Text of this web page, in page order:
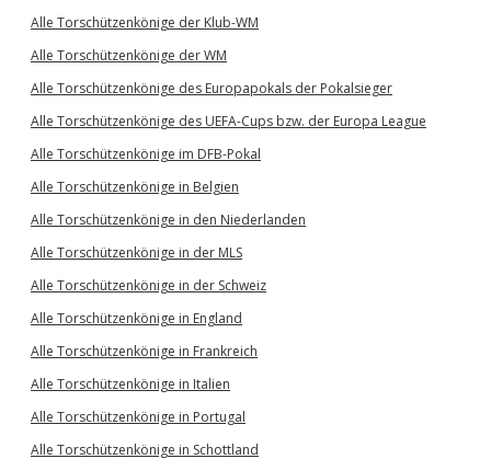
Alle Torschützenkönige der Klub-WM
Alle Torschützenkönige der WM
Alle Torschützenkönige des Europapokals der Pokalsieger
Alle Torschützenkönige des UEFA-Cups bzw. der Europa League
Alle Torschützenkönige im DFB-Pokal
Alle Torschützenkönige in Belgien
Alle Torschützenkönige in den Niederlanden
Alle Torschützenkönige in der MLS
Alle Torschützenkönige in der Schweiz
Alle Torschützenkönige in England
Alle Torschützenkönige in Frankreich
Alle Torschützenkönige in Italien
Alle Torschützenkönige in Portugal
Alle Torschützenkönige in Schottland